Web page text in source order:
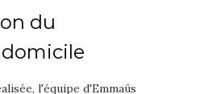
du
domicile
l'équipe d'Emmaüs